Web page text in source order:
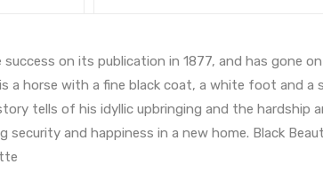
on its publication in 1877, and has gone
a horse with a fine black coat, a white foot and a
tells of his idyllic upbringing and the hardship
and happiness in a new home. Black